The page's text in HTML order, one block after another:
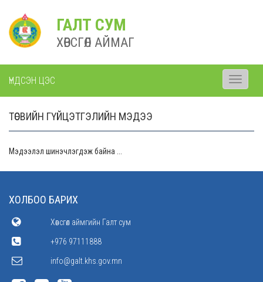
ГАЛТ СУМ
ХӨВСГӨЛ АЙМАГ
ҮНДСЭН ЦЭС
Toggle
ТӨСВИЙН ГҮЙЦЭТГЭЛИЙН МЭДЭЭ
Мэдээлэл шинэчлэгдэж байна ...
ХОЛБОО БАРИХ
Хөвсгөл аймгийн Галт сум
+976 97111888
info@galt.khs.gov.mn